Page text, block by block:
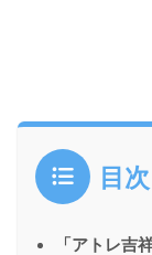
目次
「アトレ吉